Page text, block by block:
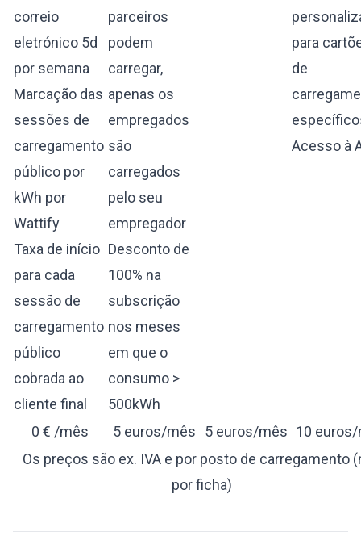
correio
eletrónico 5d
por semana
Marcação das
sessões de
carregamento
público por
kWh por
Wattify
Taxa de início
para cada
sessão de
carregamento
público
cobrada ao
cliente final
parceiros
podem
carregar,
apenas os
empregados
são
carregados
pelo seu
empregador
Desconto de
100% na
subscrição
nos meses
em que o
consumo >
500kWh
para
de
Acesso à
0 € /mês 5 euros/mês 5 euros/mês 10
Os preços são ex. IVA e por posto de carregamento
por ficha)